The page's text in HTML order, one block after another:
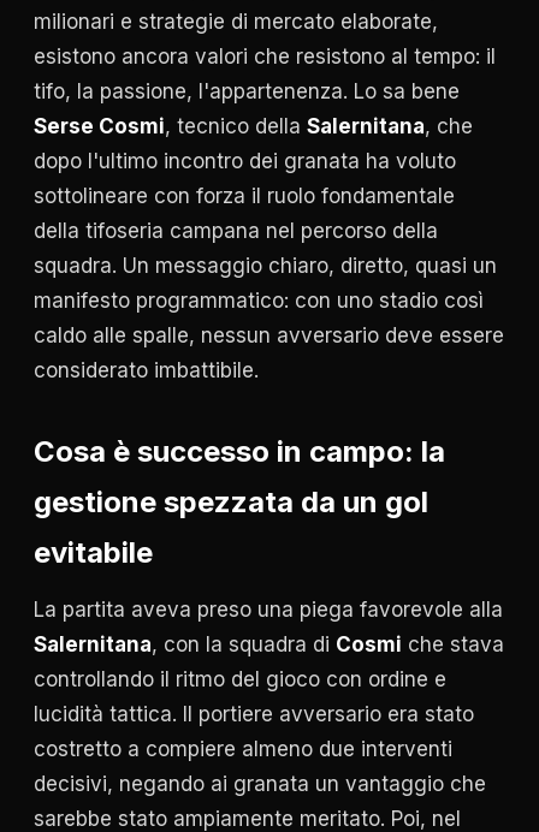
milionari e strategie di mercato elaborate,
esistono ancora valori che resistono al tempo: il
tifo, la passione, l'appartenenza. Lo sa bene
Serse Cosmi, tecnico della Salernitana, che
dopo l'ultimo incontro dei granata ha voluto
sottolineare con forza il ruolo fondamentale
della tifoseria campana nel percorso della
squadra. Un messaggio chiaro, diretto, quasi un
manifesto programmatico: con uno stadio così
caldo alle spalle, nessun avversario deve essere
considerato imbattibile.
Cosa è successo in campo: la
gestione spezzata da un gol
evitabile
La partita aveva preso una piega favorevole alla
Salernitana, con la squadra di Cosmi che stava
controllando il ritmo del gioco con ordine e
lucidità tattica. Il portiere avversario era stato
costretto a compiere almeno due interventi
decisivi, negando ai granata un vantaggio che
sarebbe stato ampiamente meritato. Poi, nel